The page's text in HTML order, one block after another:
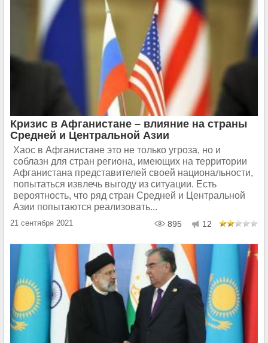
Кризис в Афганистане – влияние на страны
Средней и Центральной Азии
Хаос в Афганистане это не только угроза, но и
соблазн для стран региона, имеющих на территории
Афганистана представителей своей национальности,
попытаться извлечь выгоду из ситуации. Есть
вероятность, что ряд стран Средней и Центральной
Азии попытаются реализовать...
21 сентября 2021 895 12